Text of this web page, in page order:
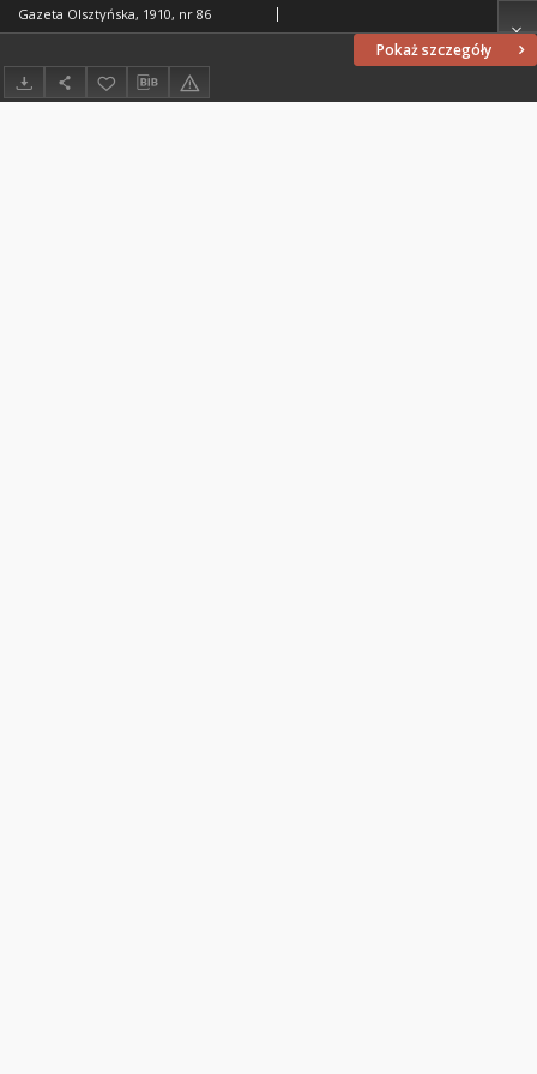
Pokaż szczegóły
Gazeta Olsztyńska, 1910, nr 86